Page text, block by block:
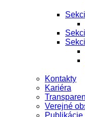
Kontakty
Kariéra
Verejné
Publikácie